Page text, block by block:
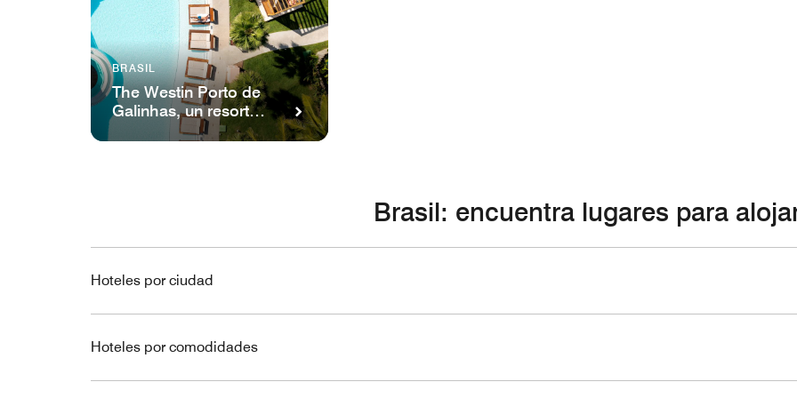
BRASIL
The Westin Porto de
Galinhas, un resort
all-inclusive
Brasil: encuentra lugares para
Hoteles por ciudad
Hoteles por comodidades